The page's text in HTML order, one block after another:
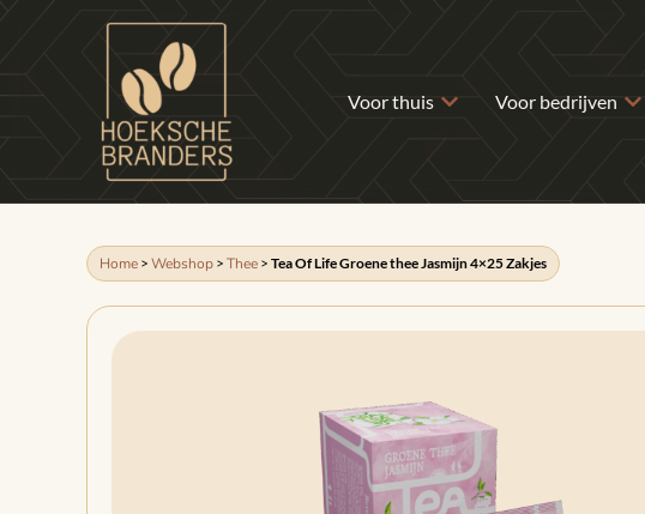
Voor thuis Voor bedrijven
Home > Webshop > Thee > Tea Of Life Groene thee Jasmijn 4×25 Zakjes